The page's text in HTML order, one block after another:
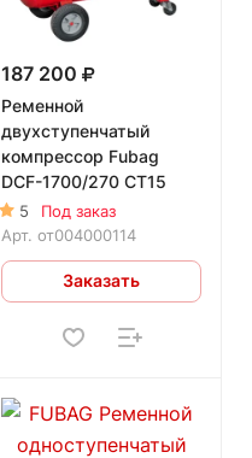
187 200
Ременной
двухступенчатый
компрессор Fubag
DCF-1700/270 CT15
5
Под заказ
Арт. от004000114
Заказать